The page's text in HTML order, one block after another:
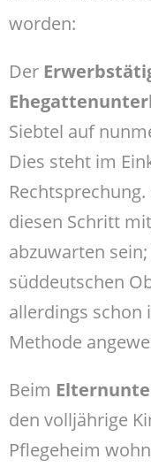
worden:
Der
Siebtel auf
Dies steht im
diesen Schritt
abzuwarten
süddeutschen
allerdings schon
Methode
Beim
den volljährige
Pflegeheim